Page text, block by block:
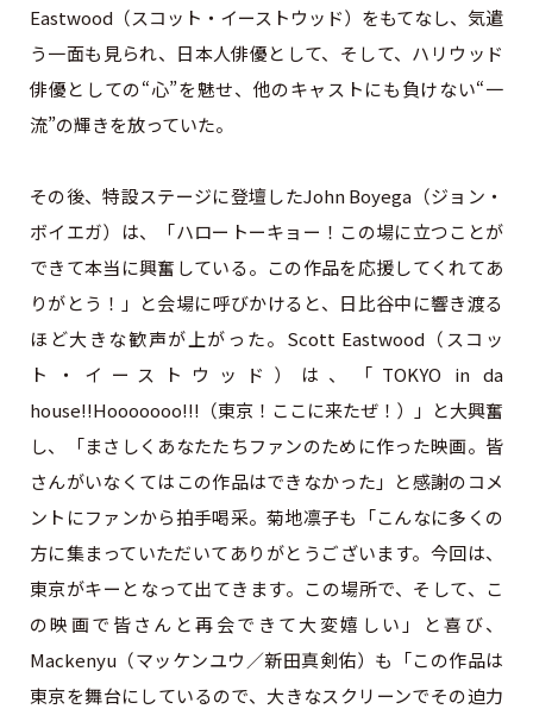
Eastwood（スコット・イーストウッド）をもてなし、気遣
う一面も見られ、日本人俳優として、そして、ハリウッド
俳優としての“心”を魅せ、他のキャストにも負けない“一
流”の輝きを放っていた。
その後、特設ステージに登壇したJohn Boyega（ジョン・
ボイエガ）は、「ハロートーキョー！この場に立つことが
できて本当に興奮している。この作品を応援してくれてあ
りがとう！」と会場に呼びかけると、日比谷中に響き渡る
ほど大きな歓声が上がった。Scott Eastwood（スコッ
ト・イーストウッド）は、「TOKYO in da
house!!Hooooooo!!!（東京！ここに来たぜ！）」と大興奮
し、「まさしくあなたたちファンのために作った映画。皆
さんがいなくてはこの作品はできなかった」と感謝のコメ
ントにファンから拍手喝采。菊地凛子も「こんなに多くの
方に集まっていただいてありがとうございます。今回は、
東京がキーとなって出てきます。この場所で、そして、こ
の映画で皆さんと再会できて大変嬉しい」と喜び、
Mackenyu（マッケンユウ／新田真剣佑）も「この作品は
東京を舞台にしているので、大きなスクリーンでその迫力